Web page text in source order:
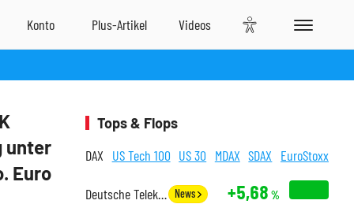
unter
Euro
Tops & Flops
DAX US Tech 100 US 30 MDAX SDAX EuroStoxx
Deutsche Telekom News +5,68 %